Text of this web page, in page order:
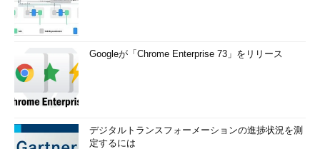
Googleが「Chrome Enterprise 73」をリリース
デジタルトランスフォーメーションの進捗状況を測
定するには